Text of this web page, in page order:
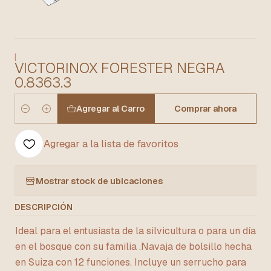
|
VICTORINOX FORESTER NEGRA
0.8363.3
Cantidad
Agregar al Carro Comprar ahora
Agregar a la lista de favoritos
Mostrar stock de ubicaciones
DESCRIPCIÓN
Ideal para el entusiasta de la silvicultura o para un día
en el bosque con su familia .Navaja de bolsillo hecha
en Suiza con 12 funciones. Incluye un serrucho para